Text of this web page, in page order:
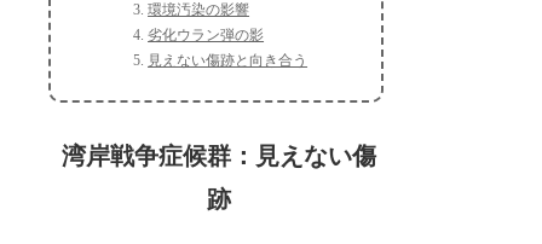
環境汚染の影響
劣化ウラン弾の影
見えない傷跡と向き合う
湾岸戦争症候群：見えない傷
跡